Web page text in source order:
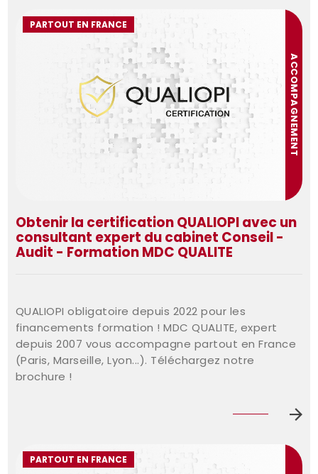
PARTOUT EN FRANCE
ACCOMPAGNEMENT
Obtenir la certification QUALIOPI avec un
consultant expert du cabinet Conseil -
Audit - Formation MDC QUALITE
QUALIOPI obligatoire depuis 2022 pour les
financements formation ! MDC QUALITE, expert
depuis 2007 vous accompagne partout en France
(Paris, Marseille, Lyon...). Téléchargez notre
brochure !
PARTOUT EN FRANCE